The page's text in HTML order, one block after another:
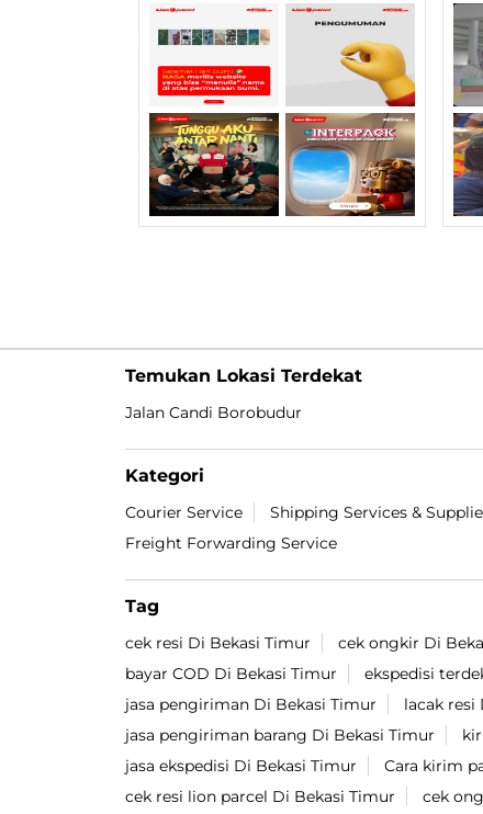
Temukan Lokasi Terdekat
Jalan Candi Borobudur
Kategori
Courier Service Shipping Services &
Freight Forwarding Service
Tag
cek resi Di Bekasi Timur cek ongkir Di
bayar COD Di Bekasi Timur
ekspedisi
jasa pengiriman Di Bekasi Timur
lacak resi
jasa pengiriman barang Di Bekasi Timur
jasa ekspedisi Di Bekasi Timur
Cara kirim
cek resi lion parcel Di Bekasi Timur
cek